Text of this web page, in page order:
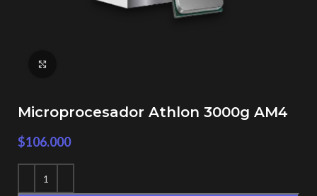
Microprocesador Athlon 3000g AM4
$106.000